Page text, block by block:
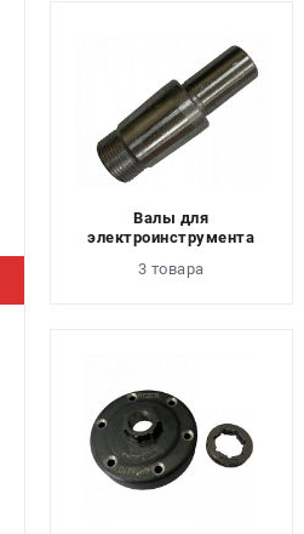
Валы для
электроинструмента
3 товара